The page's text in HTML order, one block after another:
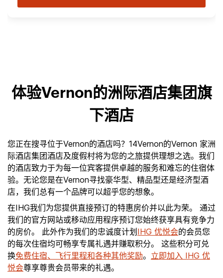
体验Vernon的洲际酒店集团旗
下酒店
您正在搜寻位于Vernon的酒店吗？14Vernon的Vernon 家洲
际酒店集团酒店及度假村将为您的之旅提供理想之选。我们
的酒店致力于为每一位宾客提供卓越的服务和难忘的住宿体
验。无论您是在Vernon寻找豪华型、精品型还是经济型酒
店，我们总有一个品牌可以超乎您的想象。
在IHG我们为您提供直接预订的特惠房价并以此为荣。 通过
我们的官方网站或移动应用程序预订您始终获享具有竞争力
的房价。 此外作为我们的忠诚度计划 IHG 优悦会的会员您
的每次住宿均可畅享专属礼遇并赚取积分。 这些积分可兑
换免费住宿、飞行里程和各种其他奖励。 立即加入 IHG 优
悦会尊享尊贵会员带来的礼遇。